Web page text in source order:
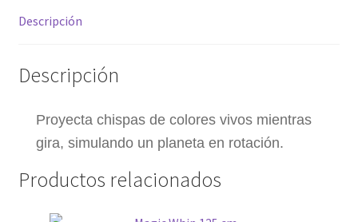
Términos y condiciones
Descripción
Descripción
Proyecta chispas de colores vivos mientras
gira, simulando un planeta en rotación.
Productos relacionados